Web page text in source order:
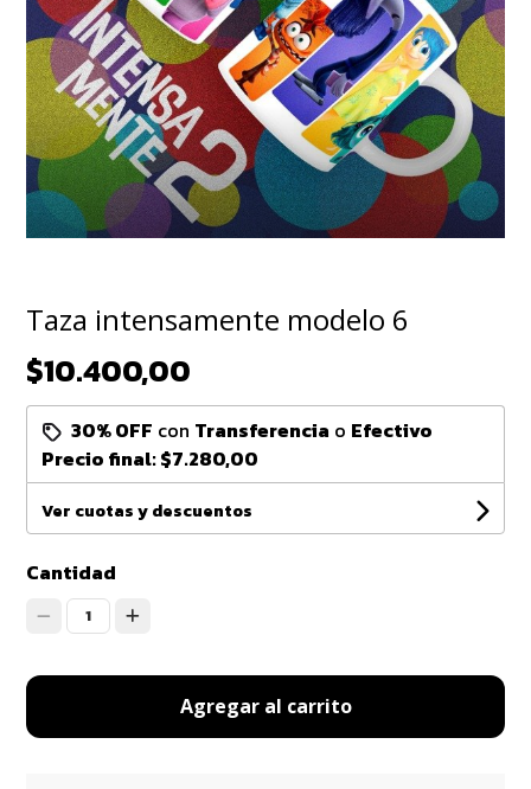
Taza intensamente modelo 6
$10.400,00
30% OFF con Transferencia o Efectivo
Precio final:$7.280,00
Ver cuotas y descuentos
Cantidad
1
Agregar al carrito